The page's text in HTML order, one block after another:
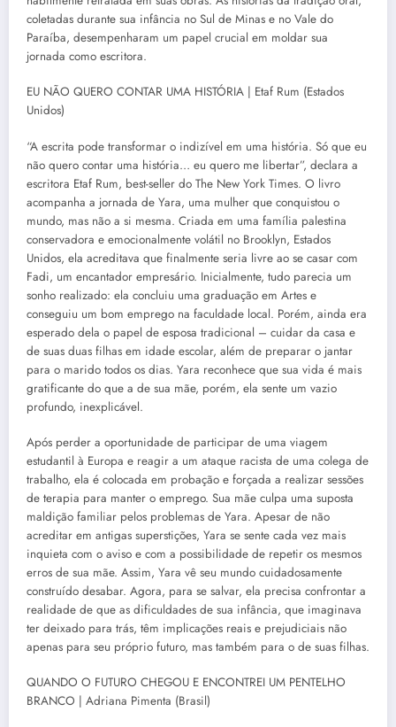
coletadas durante sua infância no Sul de Minas e no Vale do
Paraíba, desempenharam um papel crucial em moldar sua
jornada como escritora.
EU NÃO QUERO CONTAR UMA HISTÓRIA | Etaf Rum (Estados
Unidos)
“A escrita pode transformar o indizível em uma história. Só que eu
não quero contar uma história… eu quero me libertar”, declara a
escritora Etaf Rum, best-seller do The New York Times. O livro
acompanha a jornada de Yara, uma mulher que conquistou o
mundo, mas não a si mesma. Criada em uma família palestina
conservadora e emocionalmente volátil no Brooklyn, Estados
Unidos, ela acreditava que finalmente seria livre ao se casar com
Fadi, um encantador empresário. Inicialmente, tudo parecia um
sonho realizado: ela concluiu uma graduação em Artes e
conseguiu um bom emprego na faculdade local. Porém, ainda era
esperado dela o papel de esposa tradicional – cuidar da casa e
de suas duas filhas em idade escolar, além de preparar o jantar
para o marido todos os dias. Yara reconhece que sua vida é mais
gratificante do que a de sua mãe, porém, ela sente um vazio
profundo, inexplicável.
Após perder a oportunidade de participar de uma viagem
estudantil à Europa e reagir a um ataque racista de uma colega de
trabalho, ela é colocada em probação e forçada a realizar sessões
de terapia para manter o emprego. Sua mãe culpa uma suposta
maldição familiar pelos problemas de Yara. Apesar de não
acreditar em antigas superstições, Yara se sente cada vez mais
inquieta com o aviso e com a possibilidade de repetir os mesmos
erros de sua mãe. Assim, Yara vê seu mundo cuidadosamente
construído desabar. Agora, para se salvar, ela precisa confrontar a
realidade de que as dificuldades de sua infância, que imaginava
ter deixado para trás, têm implicações reais e prejudiciais não
apenas para seu próprio futuro, mas também para o de suas filhas.
QUANDO O FUTURO CHEGOU E ENCONTREI UM PENTELHO
BRANCO | Adriana Pimenta (Brasil)